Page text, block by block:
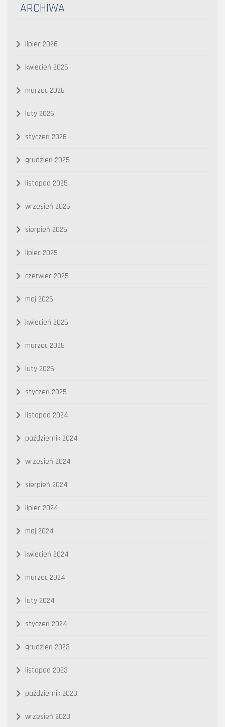
ARCHIWA
lipiec 2026
kwiecień 2026
marzec 2026
luty 2026
styczeń 2026
grudzień 2025
listopad 2025
wrzesień 2025
sierpień 2025
lipiec 2025
czerwiec 2025
maj 2025
kwiecień 2025
marzec 2025
luty 2025
styczeń 2025
listopad 2024
październik 2024
wrzesień 2024
sierpień 2024
lipiec 2024
maj 2024
kwiecień 2024
marzec 2024
luty 2024
styczeń 2024
grudzień 2023
listopad 2023
październik 2023
wrzesień 2023